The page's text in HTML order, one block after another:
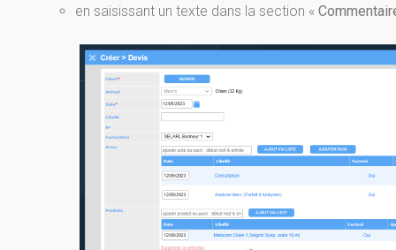
en saisissant un texte dans la section «